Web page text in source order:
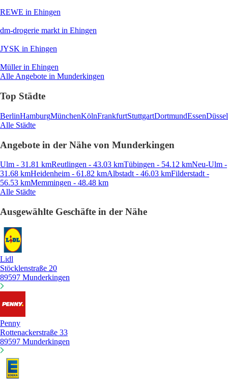
REWE in Ehingen
dm-drogerie markt in Ehingen
JYSK in Ehingen
Müllerin Ehingen
Alle Angebote in Munderkingen
Top Städte
BerlinHamburgMünchenKölnFrankfurtStuttgartDortmundEssen
Alle Städte
Angebote in der Nähe von Munderkingen
Ulm - 31.81 kmReutlingen - 43.03 kmTübingen - 54.12 kmNeu-Ulm -
31.68 kmHeidenheim - 61.82 kmAlbstadt - 46.03 kmFilderstadt -
56.53 kmMemmingen - 48.48 km
Alle Städte
Ausgewählte Geschäfte in der Nähe
Lidl
Stöcklenstraße 20
89597 Munderkingen
Penny
Rottenackerstraße 33
89597 Munderkingen